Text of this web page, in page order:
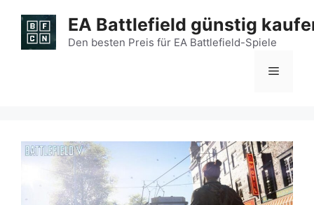
Inhalt
springen
EA Battlefield günstig
Den besten Preis für EA Battlefield-Spiele
Menü